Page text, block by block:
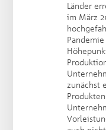
Länder
im März
zunächst